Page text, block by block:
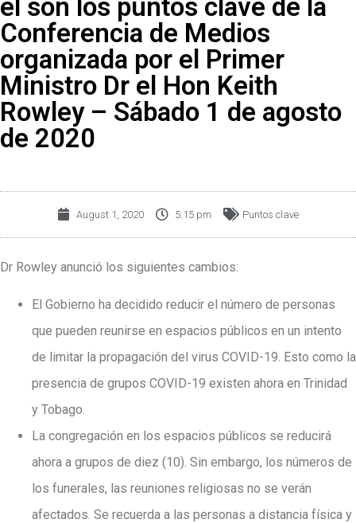
él son los puntos clave de la
Conferencia de Medios
organizada por el Primer
Ministro Dr el Hon Keith
Rowley – Sábado 1 de agosto
de 2020
August 1, 2020 5:15 pm Puntos clave
Dr Rowley anunció los siguientes cambios:
El Gobierno ha decidido reducir el número de personas
que pueden reunirse en espacios públicos en un intento
de limitar la propagación del virus COVID-19. Esto como la
presencia de grupos COVID-19 existen ahora en Trinidad
y Tobago.
La congregación en los espacios públicos se reducirá
ahora a grupos de diez (10). Sin embargo, los números de
los funerales, las reuniones religiosas no se verán
afectados. Se recuerda a las personas a distancia física y